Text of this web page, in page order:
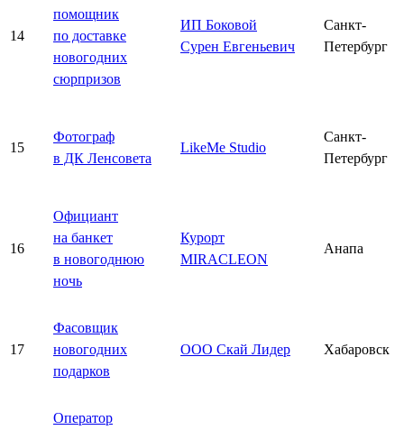
14
помощник
по доставке
новогодних
сюрпризов
ИП Боковой
Сурен Евгеньевич
Санкт-
Петербург
15
Фотограф
в ДК Ленсовета
LikeMe Studio
Санкт-
Петербург
16
Официант
на банкет
в новогоднюю
ночь
Курорт
MIRACLEON
Анапа
17
Фасовщик
новогодних
подарков
ООО Скай Лидер Хабаровск
Оператор